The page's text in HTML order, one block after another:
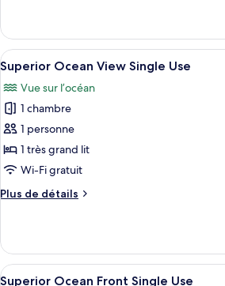
Junior
Suite
Ocean
View
Single
Use
Junior
Suite
Ocean
View
Single
Use
Afficher
toutes
les
photos
pour
ce
type
chambre :
View
Single
Une
5
Superior Ocean View Single Use
Vue sur l’océan
1 chambre
1 personne
1 très grand lit
Wi-Fi gratuit
Plus de détails
Plus
Superior
Ocean
View
Afficher
Une
5
Superior Ocean Front Single Use